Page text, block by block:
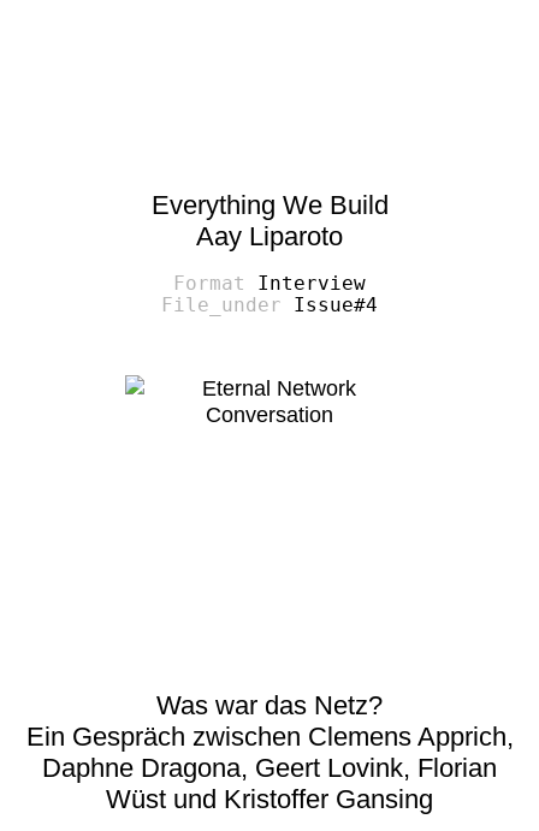
Everything We Build
Aay Liparoto
Interview
Issue#4
Was war das Netz?
Ein Gespräch zwischen Clemens Apprich,
Daphne Dragona, Geert Lovink, Florian
Wüst und Kristoffer Gansing